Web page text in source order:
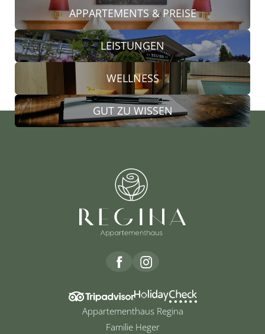
APPARTEMENTS & PREISE
LEISTUNGEN
WELLNESS
GUT ZU WISSEN
Appartementhaus Regina
Familie Heger